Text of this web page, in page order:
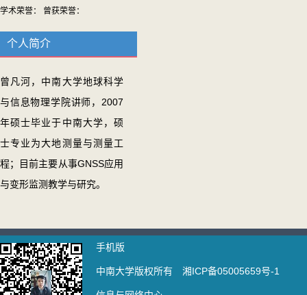
学术荣誉： 曾获荣誉：
个人简介
曾凡河，中南大学地球科学
与信息物理学院讲师，2007
年硕士毕业于中南大学，硕
士专业为大地测量与测量工
程；目前主要从事GNSS应用
与变形监测教学与研究。
手机版
中南大学版权所有 湘ICP备05005659号-1